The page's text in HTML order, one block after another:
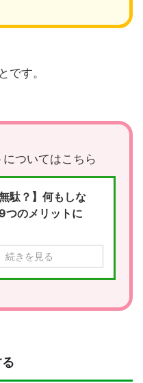
です。
ついてはこちら
無駄？】何もしな
つのメリットに
続きを見る